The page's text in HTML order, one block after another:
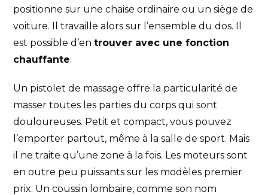
positionne sur une chaise ordinaire ou un siège de
voiture. Il travaille alors sur l’ensemble du dos. Il
est possible d’entrouver avec une fonction
chauffante.
Un pistolet de massage offre la particularité de
masser toutes les parties du corps qui sont
douloureuses. Petit et compact, vous pouvez
l’emporter partout, même à la salle de sport. Mais
il ne traite qu’une zone à la fois. Les moteurs sont
en outre peu puissants sur les modèles premier
prix. Un coussin lombaire, comme son nom